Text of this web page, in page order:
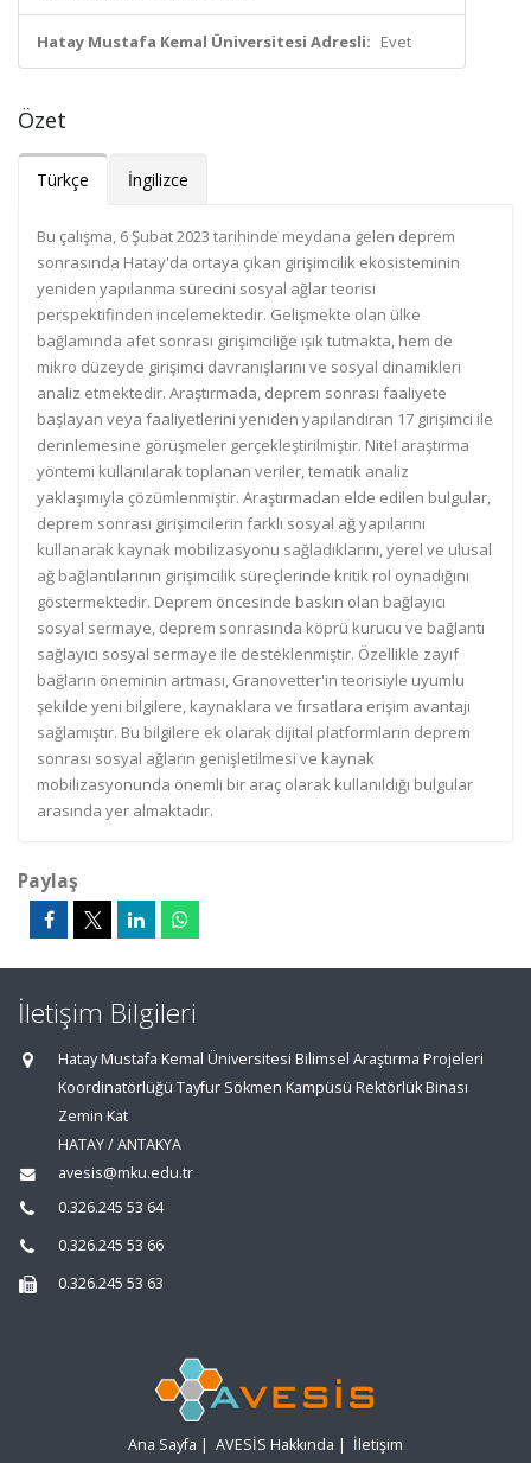
Hatay Mustafa Kemal Üniversitesi Adresli: Evet
Özet
Türkçe İngilizce
Bu çalışma, 6 Şubat 2023 tarihinde meydana gelen deprem
sonrasında Hatay'da ortaya çıkan girişimcilik ekosisteminin
yeniden yapılanma sürecini sosyal ağlar teorisi
perspektifinden incelemektedir. Gelişmekte olan ülke
bağlamında afet sonrası girişimciliğe ışık tutmakta, hem de
mikro düzeyde girişimci davranışlarını ve sosyal dinamikleri
analiz etmektedir. Araştırmada, deprem sonrası faaliyete
başlayan veya faaliyetlerini yeniden yapılandıran 17 girişimci ile
derinlemesine görüşmeler gerçekleştirilmiştir. Nitel araştırma
yöntemi kullanılarak toplanan veriler, tematik analiz
yaklaşımıyla çözümlenmiştir. Araştırmadan elde edilen bulgular,
deprem sonrası girişimcilerin farklı sosyal ağ yapılarını
kullanarak kaynak mobilizasyonu sağladıklarını, yerel ve ulusal
ağ bağlantılarının girişimcilik süreçlerinde kritik rol oynadığını
göstermektedir. Deprem öncesinde baskın olan bağlayıcı
sosyal sermaye, deprem sonrasında köprü kurucu ve bağlantı
sağlayıcı sosyal sermaye ile desteklenmiştir. Özellikle zayıf
bağların öneminin artması, Granovetter'in teorisiyle uyumlu
şekilde yeni bilgilere, kaynaklara ve fırsatlara erişim avantajı
sağlamıştır. Bu bilgilere ek olarak dijital platformların deprem
sonrası sosyal ağların genişletilmesi ve kaynak
mobilizasyonunda önemli bir araç olarak kullanıldığı bulgular
arasında yer almaktadır.
Paylaş
İletişim Bilgileri
Hatay Mustafa Kemal Üniversitesi Bilimsel Araştırma Projeleri
Koordinatörlüğü Tayfur Sökmen Kampüsü Rektörlük Binası
Zemin Kat
HATAY / ANTAKYA
avesis@mku.edu.tr
0.326.245 53 64
0.326.245 53 66
0.326.245 53 63
Ana Sayfa | AVESİS Hakkında | İletişim